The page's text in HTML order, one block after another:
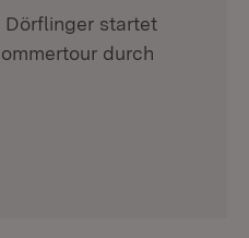
Dörflinger startet
durch